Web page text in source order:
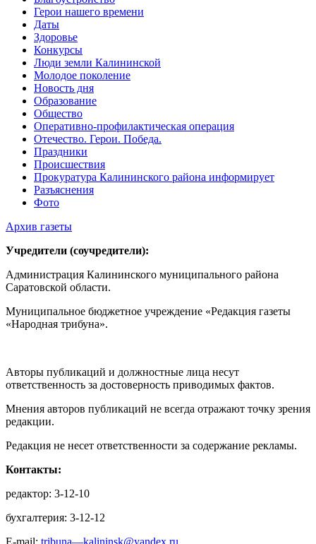
Герои нашего времени
Даты
Здоровье
Конкурсы
Люди земли Калининской
Молодое поколение
Новость дня
Образование
Общество
Оперативно-профилактическая операция
Отечество. Герои. Победа.
Праздники
Происшествия
Прокуратура Калининского района информирует
Разъяснения
Фото
Архив газеты
Учредители (соучредители):
Администрация Калининского муниципального района
Саратовской области.
Муниципальное бюджетное учреждение «Редакция газеты
«Народная трибуна».
Авторы публикаций и должностные лица несут
ответственность за достоверность приводимых фактов.
Мнения авторов публикаций не всегда отражают точку зрения
редакции.
Редакция не несет ответственности за содержание рекламы.
Контакты:
редактор: 3-12-10
бухгалтерия: 3-12-12